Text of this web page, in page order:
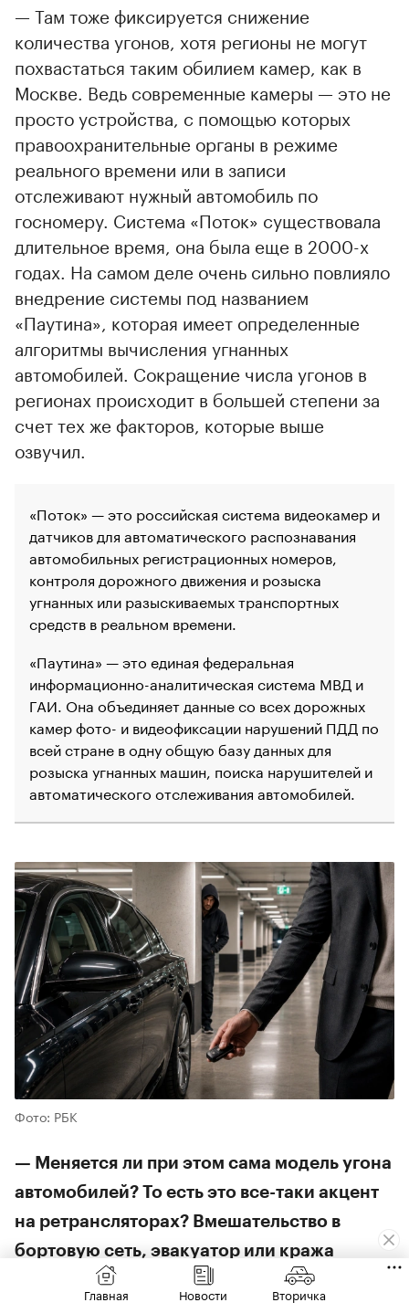
— Там тоже фиксируется снижение
количества угонов, хотя регионы не могут
похвастаться таким обилием камер, как в
Москве. Ведь современные камеры — это не
просто устройства, с помощью которых
правоохранительные органы в режиме
реального времени или в записи
отслеживают нужный автомобиль по
госномеру. Система «Поток» существовала
длительное время, она была еще в 2000-х
годах. На самом деле очень сильно повлияло
внедрение системы под названием
«Паутина», которая имеет определенные
алгоритмы вычисления угнанных
автомобилей. Сокращение числа угонов в
регионах происходит в большей степени за
счет тех же факторов, которые выше
озвучил.
«Поток» — это российская система видеокамер и
датчиков для автоматического распознавания
автомобильных регистрационных номеров,
контроля дорожного движения и розыска
угнанных или разыскиваемых транспортных
средств в реальном времени.
«Паутина» — это единая федеральная
информационно-аналитическая система МВД и
ГАИ. Она объединяет данные со всех дорожных
камер фото- и видеофиксации нарушений ПДД по
всей стране в одну общую базу данных для
розыска угнанных машин, поиска нарушителей и
автоматического отслеживания автомобилей.
Фото: РБК
— Меняется ли при этом сама модель угона
автомобилей? То есть это все-таки акцент
на ретрансляторах? Вмешательство в
бортовую сеть, эвакуатор или кража
Главная Новости Вторичка